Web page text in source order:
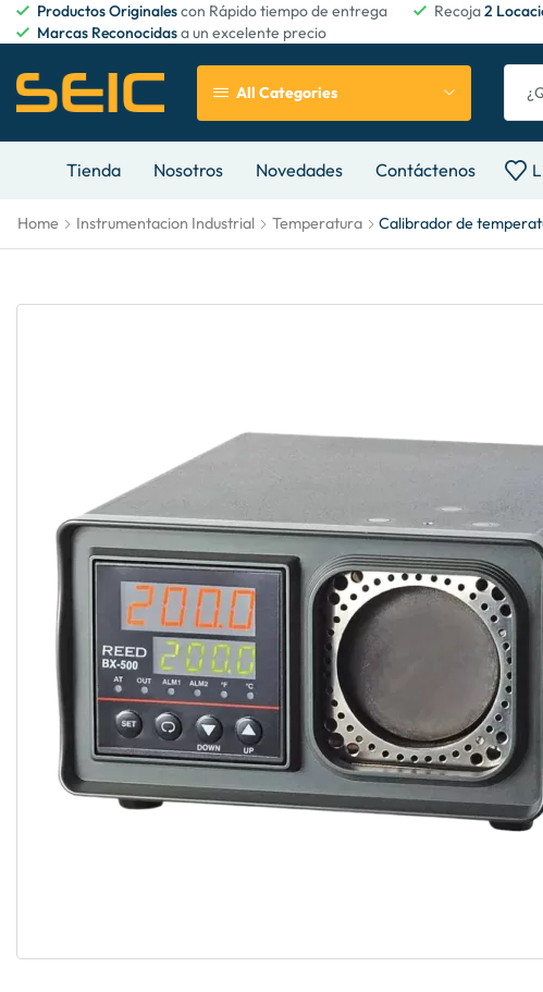
Productos Originalescon Rápido tiempo de entrega Recoja2
Marcas Reconocidasa un excelente precio
All Categories
Tienda Nosotros Novedades Contáctenos
Home Instrumentacion Industrial Temperatura Calibrador de